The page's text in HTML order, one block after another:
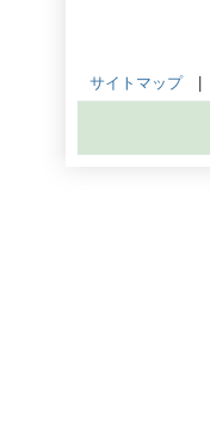
サイトマップ|